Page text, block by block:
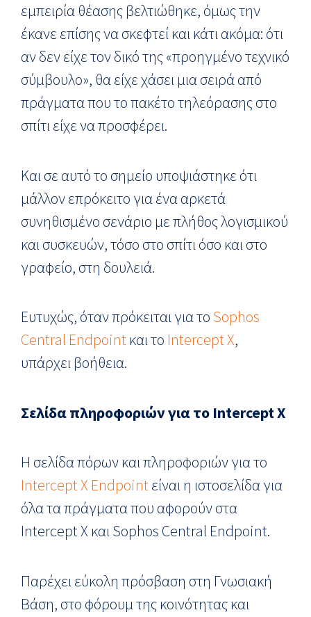
εμπειρία θέασης βελτιώθηκε, όμως την
έκανε επίσης να σκεφτεί και κάτι ακόμα: ότι
αν δεν είχε τον δικό της «προηγμένο τεχνικό
σύμβουλο», θα είχε χάσει μια σειρά από
πράγματα που το πακέτο τηλεόρασης στο
σπίτι είχε να προσφέρει.
Και σε αυτό το σημείο υποψιάστηκε ότι
μάλλον επρόκειτο για ένα αρκετά
συνηθισμένο σενάριο με πλήθος λογισμικού
και συσκευών, τόσο στο σπίτι όσο και στο
γραφείο, στη δουλειά.
Ευτυχώς, όταν πρόκειται για το Sophos
Central Endpointκαι το Intercept X,
υπάρχει βοήθεια.
Σελίδα πληροφοριών για το Intercept X
Η σελίδα πόρων και πληροφοριών για το
Intercept X Endpointείναι η ιστοσελίδα για
όλα τα πράγματα που αφορούν στα
Intercept X και Sophos Central Endpoint.
Παρέχει εύκολη πρόσβαση στη Γνωσιακή
Βάση, στο φόρουμ της κοινότητας και